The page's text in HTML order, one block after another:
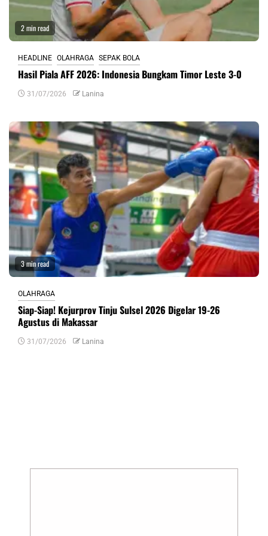
2 min read
HEADLINE OLAHRAGA SEPAK BOLA
Hasil Piala AFF 2026: Indonesia Bungkam Timor Leste 3-0
31/07/2026 Lanina
3 min read
OLAHRAGA
Siap-Siap! Kejurprov Tinju Sulsel 2026 Digelar 19-26
Agustus di Makassar
31/07/2026 Lanina